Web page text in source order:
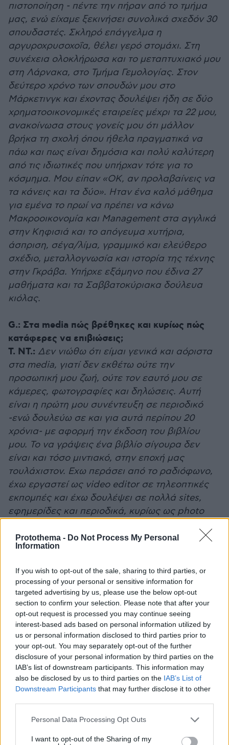
Protothema - Do Not Process My Personal
Information
If you wish to opt-out of the sale, sharing to third parties, or
processing of your personal or sensitive information for
targeted advertising by us, please use the below opt-out
section to confirm your selection. Please note that after your
opt-out request is processed you may continue seeing
interest-based ads based on personal information utilized by
us or personal information disclosed to third parties prior to
your opt-out. You may separately opt-out of the further
disclosure of your personal information by third parties on the
IAB’s list of downstream participants. This information may
also be disclosed by us to third parties on the IAB’s List of
Downstream Participants that may further disclose it to other
Please note that this website/app uses one or more Google
not limited to your visit or usage behaviour. You may click to
Personal Data Processing Opt Outs
I want to opt-out of the Sharing of my
πιστοποίηση - πέντε την πήραν από το τμήμα
μας, ενώ είχαμε ξεκινήσει συνολικά σχεδόν 30
σπουδαστές. Σκληρό επάγγελμα η
αργυροχρυσοχοΐα, θέλει γερό στομάχι. Στη
συνέχεια ολοκλήρωσα και το μεταπτυχιακό μου
στη Λάρνακα, στο Τμήμα Γεμολογίας. Στον
δεύτερο χρόνο των σπουδών μου στο
Μάρκετινγκ και έχοντας δουλέψει ήδη σε δύο
χρηματοοικονομικές εταιρείες μέχρι τα 22 μου,
ανακοίνωσα στους γονείς μου ότι μάλλον
βρήκα τη σχολή όπου ήθελα πραγματικά να
πάω και πως είναι δημόσια και πολύ καλύτερη
από τις ιδιωτικές που υπήρχαν τότε για το
κόσμημα. Μου είπαν «OK, αν προλαβαίνεις να
τα κάνεις και τα δύο». Hταν ένα καλό μάθημα
για εμένα το πρωί να πρέπει να κάνω
Μακροοικονομία και Management στα αγγλικά
στην Κηφισιά και το απόγευμα χυτήρια,
άσπριση, σέγα/λίμα, γραμμικό και ελεύθερο
σχέδιο, μεταλλογνωσία και ιστορία της τέχνης
στην Γκράβα. Υπήρχε εξάμηνο που έδινα 27
μαθήματα και τα Σαββατοκύριακα δούλευα
κιόλας.
G.: Στα media πώς βρέθηκες και κυρίως πώς
κατάφερες να επιβιώσεις;
Τ. ΝΤ.: Δεν νιώθω ότι είμαι γενικά και αόριστα
στα media, γιατί δεν εκθέτω ούτε την
προσωπική μου ζωή, ούτε τον εαυτό μου σε
κάμερες, φωτογραφίες και δηλώσεις. Αυτή
είναι η πρώτη μου συνέντευξη σε περιοδικό
-ενώ δουλεύω σε και για αυτά περίπου 20
χρόνια- με αφορμή την έκδοση του βιβλίου
μου. Το να γράψεις ένα βιβλίο σίγουρα δεν
είναι και τόσο μιντιακό, στην εποχή μας
τουλάχιστον. Eχω περάσει από το ραδιόφωνο,
έχω εργαστεί ως video editor σε τηλεοπτικές
εκπομπές και έχω δουλέψει σε πολλά sites,
εφημερίδες και περιοδικά, κυρίως ως photo
ήμουν μέρος μιας δυνατής ομάδας και πάντα
εργαζόμουν με ωράρια και συγκεκριμένες
τύπου «λίγο απ’ όλα και ολίγον από media» και
είναι άλλο να εργάζεσαι με ένσημα
καθημερινά σε αυτά και για αυτά. Σε γενικές
γραμμές, πάντως, ακόμα και σε καφέ-μπαρ ή
και σε ένα υποκατάστημα τράπεζας να
δουλεύει κανείς, μόνο οι ενωμένες ομάδες με
κοινό όραμα και στόχους μπορούν να κάνουν
την όποια διαφορά.
Τ. ΝΤ.: Δεν είναι μόνο ένα. Θα έλεγα τη
«Φάρμα των Ζώων» του Τζορτζ Oργουελ, γιατί